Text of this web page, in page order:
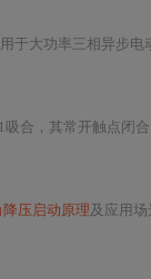
于大功率三相异步电
吸合，其常开触点闭
压启动原理及应用